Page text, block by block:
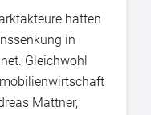
hatten
in
Gleichwohl
Mattner,